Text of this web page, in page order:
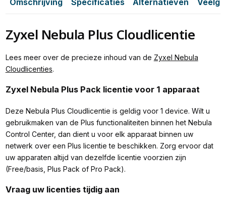
Omschrijving Specificaties Alternatieven
Zyxel Nebula Plus Cloudlicentie
Lees meer over de precieze inhoud van de Zyxel Nebula
Cloudlicenties.
Zyxel Nebula Plus Pack licentie voor 1 apparaat
Deze Nebula Plus Cloudlicentie is geldig voor 1 device. Wilt u
gebruikmaken van de Plus functionaliteiten binnen het Nebula
Control Center, dan dient u voor elk apparaat binnen uw
netwerk over een Plus licentie te beschikken. Zorg ervoor dat
uw apparaten altijd van dezelfde licentie voorzien zijn
(Free/basis, Plus Pack of Pro Pack).
Vraag uw licenties tijdig aan